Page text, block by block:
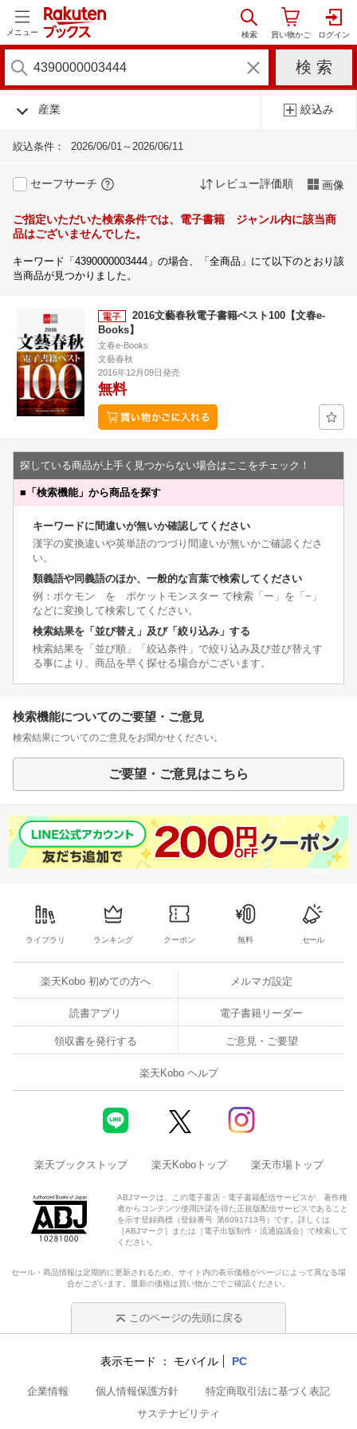
メニュー
産業 絞込み
絞込条件： 2026/06/01～2026/06/11
セーフサーチ レビュー評価順 画像
ご指定いただいた検索条件では、電子書籍 ジャンル内に該当商
品はございませんでした。
キーワード「4390000003444」の場合、「全商品」にて以下のとおり該
当商品が見つかりました。
2016文藝春秋電子書籍ベスト100【文春e-
Books】
文春e-Books
文藝春秋
2016年12月09日発売
無料
探している商品が上手く見つからない場合はここをチェック！
■ 「検索機能」から商品を探す
キーワードに間違いが無いか確認してください
漢字の変換違いや英単語のつづり間違いが無いかご確認くださ
い。
類義語や同義語のほか、一般的な言葉で検索してください
例：ポケモン を ポケットモンスター で検索「ー」を「−」
などに変換して検索してください。
検索結果を「並び替え」及び「絞り込み」する
検索結果を「並び順」「絞込条件」で絞り込み及び並び替えす
る事により、商品を早く探せる場合がございます。
検索機能についてのご要望・ご意見
検索結果についてのご意見をお聞かせください。
ご要望・ご意見はこちら
ライブラリ ランキング クーポン 無料 セール
楽天Kobo 初めての方へ メルマガ設定
読書アプリ 電子書籍リーダー
領収書を発行する ご意見・ご要望
楽天Kobo ヘルプ
楽天ブックストップ 楽天Koboトップ 楽天市場トップ
ABJマークは、この電子書店・電子書籍配信サービスが、著作権
者からコンテンツ使用許諾を得た正規版配信サービスであること
を示す登録商標（登録番号 第6091713号）です。詳しくは
［ABJマーク］または［電子出版制作・流通協議会］で検索して
ください。
セール・商品情報は定期的に更新されるため、サイト内の表示価格がページによって異なる場
合がございます。最新の価格は買い物かごでご確認ください。
このページの先頭に戻る
表示モード モバイル PC
企業情報 個人情報保護方針
特定商取引法に基づく表記
サステナビリティ